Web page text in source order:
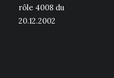
rôle 4008 du
20.12.2002